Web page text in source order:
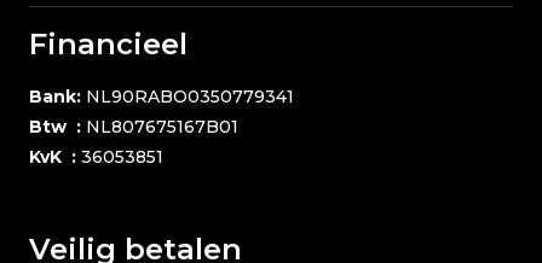
Financieel
Bank: NL90RABO0350779341
Btw : NL807675167B01
KvK : 36053851
Veilig betalen